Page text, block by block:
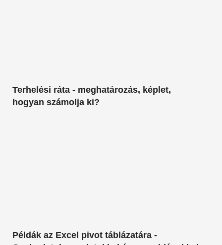
Terhelési ráta - meghatározás, képlet,
hogyan számolja ki?
Példák az Excel pivot táblázatára -